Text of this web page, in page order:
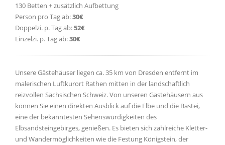
130 Betten + zusätzlich Aufbettung
Person pro Tag ab:30€
Doppelzi. p. Tag ab:52€
Einzelzi. p. Tag ab:30€
Unsere Gästehäuser liegen ca. 35 km von Dresden entfernt im
malerischen Luftkurort Rathen mitten in der landschaftlich
reizvollen Sächsischen Schweiz. Von unseren Gästehäusern aus
können Sie einen direkten Ausblick auf die Elbe und die Bastei,
eine der bekanntesten Sehenswürdigkeiten des
Elbsandsteingebirges, genießen. Es bieten sich zahlreiche Kletter-
und Wandermöglichkeiten wie die Festung Königstein, der